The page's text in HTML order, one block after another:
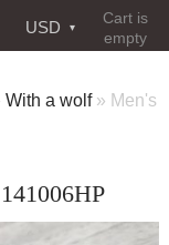
Cart is
empty
USD
With a wolf» Men's